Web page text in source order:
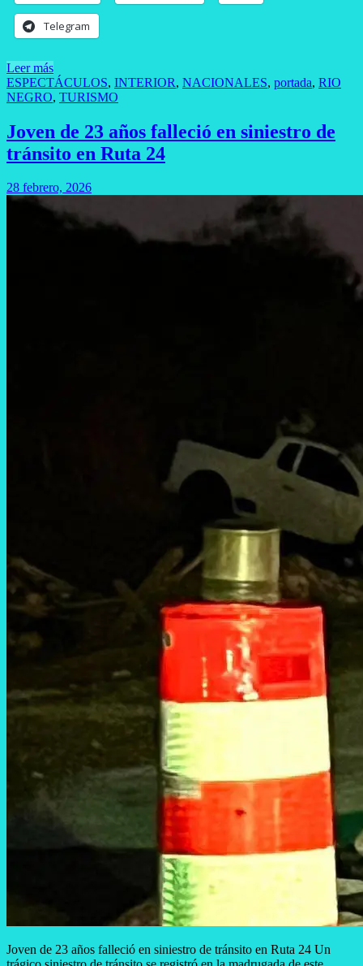
Telegram
Leer más
ESPECTÁCULOS, INTERIOR, NACIONALES, portada, RIO
NEGRO, TURISMO
Joven de 23 años falleció en siniestro de
tránsito en Ruta 24
28 febrero, 2026
Joven de 23 años falleció en siniestro de tránsito en Ruta 24 Un